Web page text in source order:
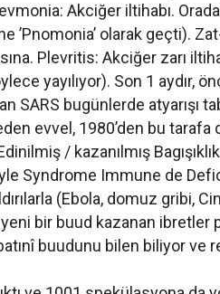
Akciğer iltihabı.
’Pnomonia’ olarak geçti).
Plevritis: Akciğer zarı
yayılıyor). Son 1 aydır,
SARS bugünlerde atyarışı
evvel, 1980’den bu tarafa
/ kazanılmış
Syndrome Immune de
(Ebola, domuz gribi,
yeni bir buud kazanan
buudunu bilen biliyor ve